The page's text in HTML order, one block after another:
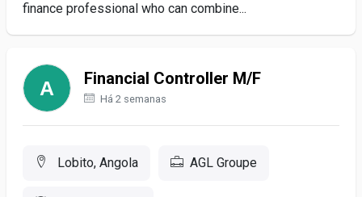
finance professional who can combine...
Financial Controller M/F
Há 2 semanas
Lobito, Angola AGL Groupe